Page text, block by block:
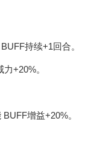
持续+1回合。
+20%。
增益+20%。